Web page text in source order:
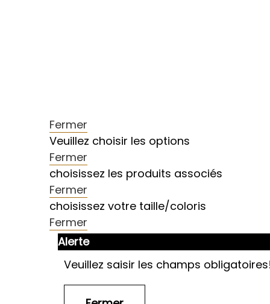
Fermer
Veuillez choisir les options
Fermer
choisissez les produits associés
Fermer
choisissez votre taille/coloris
Fermer
Alerte
Veuillez saisir les champs